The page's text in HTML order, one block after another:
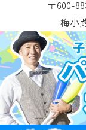
〒600-
梅小